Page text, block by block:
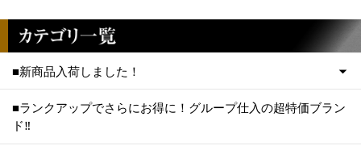
■新商品入荷しました！
■ランクアップでさらにお得に！グループ仕入の超特価ブラン
ド‼